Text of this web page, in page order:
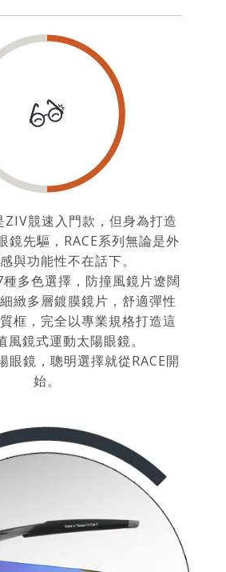
ZIV競速入門款，但身為打造
鏡先驅，RACE系列無論是外
與功能性不在話下。
多色選擇，防撞風鏡片遼闊
緻多層鍍膜鏡片，舒適彈性
框，完全以專業規格打造這
風鏡式運動太陽眼鏡。
眼鏡，聰明選擇就從RACE開
始。